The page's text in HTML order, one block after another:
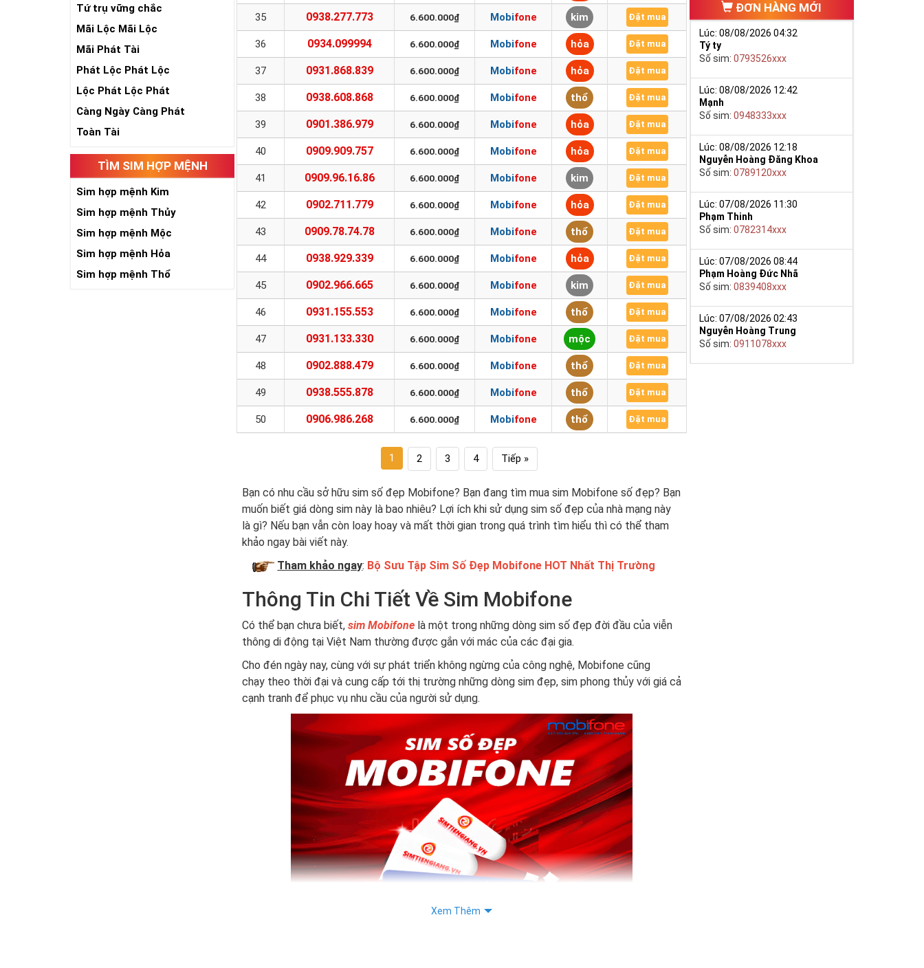
Tứ trụ vững chắc
Mãi Lộc Mãi Lộc
Mãi Phát Tài
Phát Lộc Phát Lộc
Lộc Phát Lộc Phát
Càng Ngày Càng Phát
Toàn Tài
TÌM SIM HỢP MỆNH
Sim hợp mệnh Kim
Sim hợp mệnh Thủy
Sim hợp mệnh Mộc
Sim hợp mệnh Hỏa
Sim hợp mệnh Thổ
35 0938.277.773 6.600.000₫ Mobifone kim Đặt mua
36 0934.099994 6.600.000₫ Mobifone hỏa Đặt mua
37 0931.868.839 6.600.000₫ Mobifone hỏa Đặt mua
38 0938.608.868 6.600.000₫ Mobifone thổ Đặt mua
39 0901.386.979 6.600.000₫ Mobifone hỏa Đặt mua
40 0909.909.757 6.600.000₫ Mobifone hỏa Đặt mua
41 0909.96.16.86 6.600.000₫ Mobifone kim Đặt mua
42 0902.711.779 6.600.000₫ Mobifone hỏa Đặt mua
43 0909.78.74.78 6.600.000₫ Mobifone thổ Đặt mua
44 0938.929.339 6.600.000₫ Mobifone hỏa Đặt mua
45 0902.966.665 6.600.000₫ Mobifone kim Đặt mua
46 0931.155.553 6.600.000₫ Mobifone thổ Đặt mua
47 0931.133.330 6.600.000₫ Mobifone mộc Đặt mua
48 0902.888.479 6.600.000₫ Mobifone thổ Đặt mua
49 0938.555.878 6.600.000₫ Mobifone thổ Đặt mua
50 0906.986.268 6.600.000₫ Mobifone thổ Đặt mua
1 2 3 4 Tiếp »
Bạn có nhu cầu sở hữu sim số đẹp Mobifone? Bạn đang tìm mua sim Mobifone số đẹp? Bạn
muốn biết giá dòng sim này là bao nhiêu? Lợi ích khi sử dụng sim số đẹp của nhà mạng này
là gì? Nếu bạn vẫn còn loay hoay và mất thời gian trong quá trình tìm hiểu thì có thể tham
khảo ngay bài viết này.
Tham khảo ngay: Bộ Sưu Tập Sim Số Đẹp Mobifone HOT Nhất Thị Trường
Thông Tin Chi Tiết Về Sim Mobifone
Có thể bạn chưa biết,sim Mobifone là một trong những dòng sim số đẹp đời đầu của viễn
thông di động tại Việt Nam thường được gắn với mác của các đại gia.
Cho đén ngày nay, cùng với sự phát triển không ngừng của công nghệ, Mobifone cũng
chạy theo thời đại và cung cấp tới thị trường những dòng sim đẹp, sim phong thủy với giá cả
cạnh tranh để phục vụ nhu cầu của người sử dụng.
Xem Thêm
ĐƠN HÀNG MỚI
Lúc: 08/08/2026 04:32
Tý ty
Số sim:0793526xxx
Lúc: 08/08/2026 12:42
Mạnh
Số sim:0948333xxx
Lúc: 08/08/2026 12:18
Nguyễn Hoàng Đăng Khoa
Số sim:0789120xxx
Lúc: 07/08/2026 11:30
Phạm Thinh
Số sim:0782314xxx
Lúc: 07/08/2026 08:44
Phạm Hoàng Đức Nhã
Số sim:0839408xxx
Lúc: 07/08/2026 02:43
Nguyễn Hoàng Trung
Số sim:0911078xxx